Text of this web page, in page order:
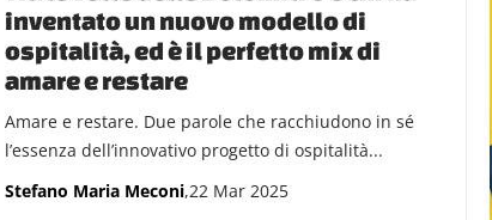
inventato un nuovo modello di
ospitalità, ed è il perfetto mix di
amare e restare
Amare e restare. Due parole che racchiudono in sé
l’essenza dell’innovativo progetto di ospitalità...
Stefano Maria Meconi,22 Mar 2025